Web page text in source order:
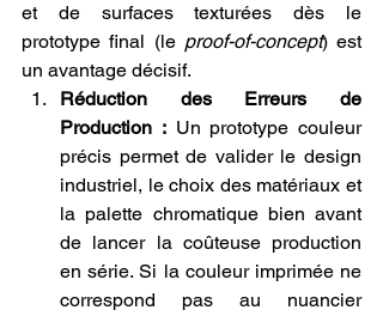
et de surfaces texturées dès le
prototype final (le proof-of-concept) est
un avantage décisif.
Réduction des Erreurs de
Production : Un prototype couleur
précis permet de valider le design
industriel, le choix des matériaux et
la palette chromatique bien avant
de lancer la coûteuse production
en série. Si la couleur imprimée ne
correspond pas au nuancier